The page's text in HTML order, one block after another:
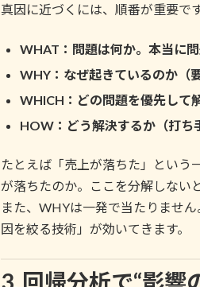
真因に近づくには、順番が重要で
WHAT：問題は何か。本当に
WHY：なぜ起きているのか（
WHICH：どの問題を優先して
HOW：どう解決するか（打ち
たとえば「売上が落ちた」という
が落ちたのか。ここを分解しない
また、WHYは一発で当たりませ
因を絞る技術」が効いてきます。
3. 回帰分析で“影響